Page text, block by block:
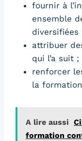
fournir à
ensemble
diversifiées
attribuer
qui l’a suit ;
renforcer
la
A lire aussi
formation